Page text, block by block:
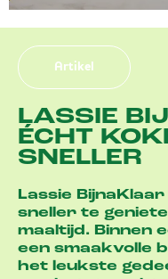
Artikel
LASSIE
ÉCHT
SNELLER
Lassie
sneller te
maaltijd. Binnen
een smaakvolle
het leukste